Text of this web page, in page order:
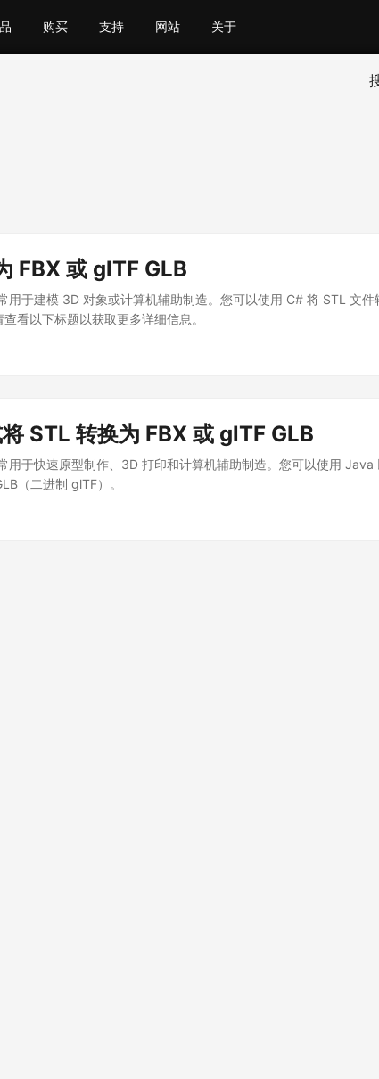
购买 支持 网站 关于
FBX 或 glTF GLB
用于建模 3D 对象或计算机辅助制造。您可以使用 C# 将 STL 文件
看以下标题以获取更多详细信息。
STL 转换为 FBX 或 glTF GLB
用于快速原型制作、3D 打印和计算机辅助制造。您可以使用 Java
（二进制 glTF）。